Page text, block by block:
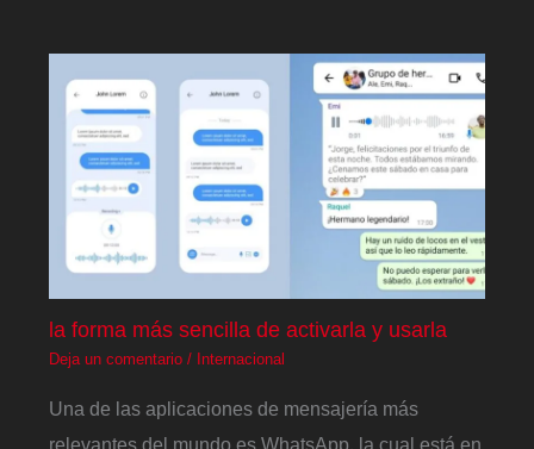
la forma más sencilla de activarla y usarla
Deja un comentario / Internacional
Una de las aplicaciones de mensajería más
relevantes del mundo es WhatsApp, la cual está en